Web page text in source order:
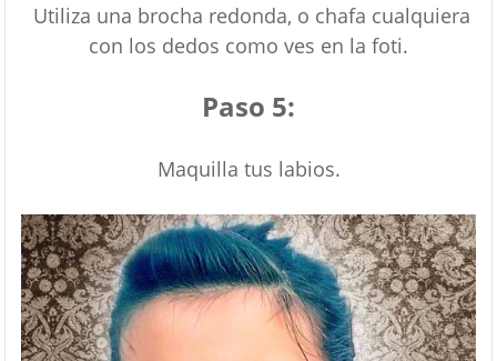
Utiliza una brocha redonda, o chafa cualquiera
con los dedos como ves en la foti.
Paso 5:
Maquilla tus labios.